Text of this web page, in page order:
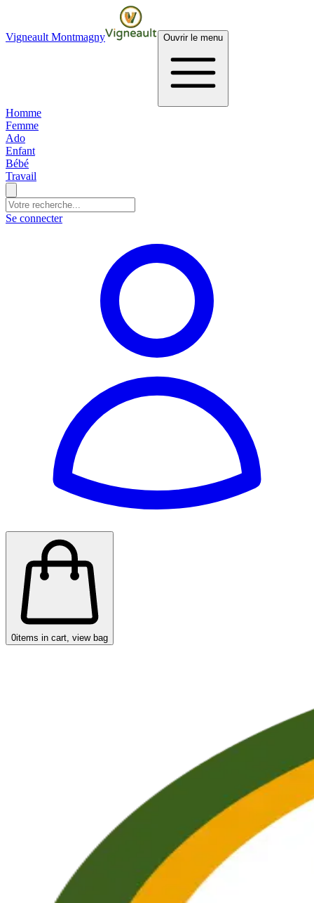
Vigneault Montmagny Ouvrir le menu
Homme
Femme
Ado
Enfant
Bébé
Travail
Se connecter
0items in cart, view bag